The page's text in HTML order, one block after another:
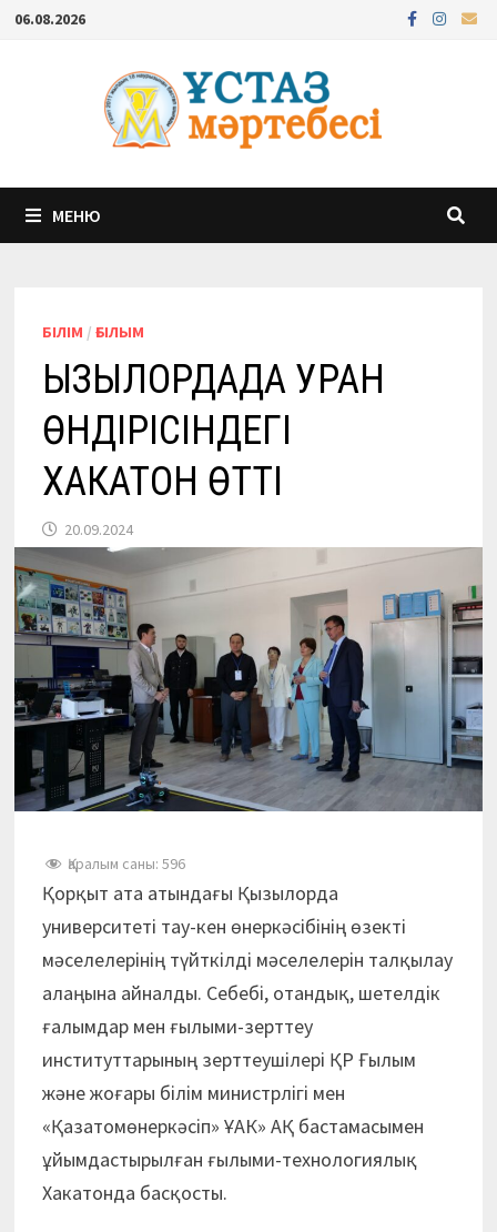
Перейти
содержимому
06.08.2026
МЕНЮ
БІЛІМ / ҒЫЛЫМ
ҚЫЗЫЛОРДАДА УРАН
ӨНДІРІСІНДЕГІ
ХАКАТОН ӨТТІ
20.09.2024
Қаралым саны: 596
Қорқыт ата атындағы Қызылорда
университеті тау-кен өнеркәсібінің өзекті
мәселелерінің түйткілді мәселелерін талқылау
алаңына айналды. Себебі, отандық, шетелдік
ғалымдар мен ғылыми-зерттеу
институттарының зерттеушілері ҚР Ғылым
және жоғары білім министрлігі мен
«Қазатомөнеркәсіп» ҰАК» АҚ бастамасымен
ұйымдастырылған ғылыми-технологиялық
Хакатонда басқосты.